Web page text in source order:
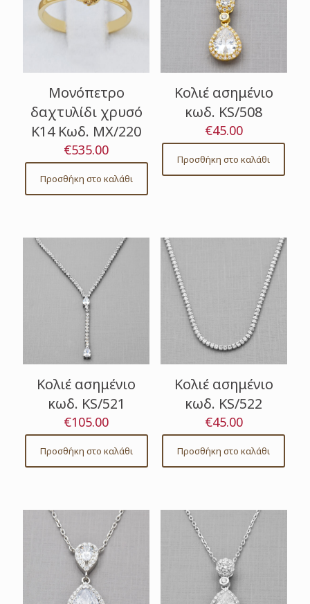
Μονόπετρο
δαχτυλίδι χρυσό
Κ14 Κωδ. ΜΧ/220
€535.00
Προσθήκη στο καλάθι
Κολιέ ασημένιο
κωδ. KS/508
€45.00
Προσθήκη στο καλάθι
Κολιέ ασημένιο
κωδ. KS/521
€105.00
Προσθήκη στο καλάθι
Κολιέ ασημένιο
κωδ. KS/522
€45.00
Προσθήκη στο καλάθι